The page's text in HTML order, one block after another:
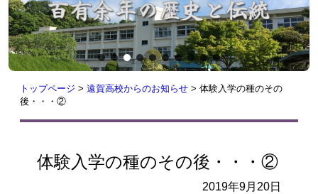
トップページ > 遠賀高校からのお知らせ > 体験入学の種のその
後・・・②
体験入学の種のその後・・・②
2019年9月20日